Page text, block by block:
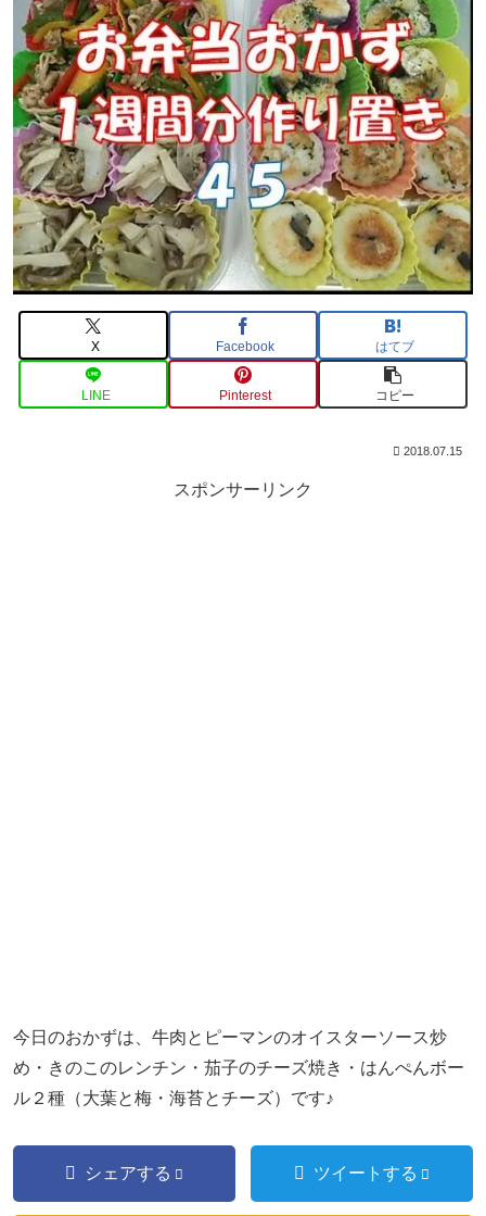
X Facebook はてブ
LINE Pinterest コピー
2018.07.15
スポンサーリンク
今日のおかずは、牛肉とピーマンのオイスターソース炒
め・きのこのレンチン・茄子のチーズ焼き・はんぺんボー
ル２種（大葉と梅・海苔とチーズ）です♪
シェアする ツイートする